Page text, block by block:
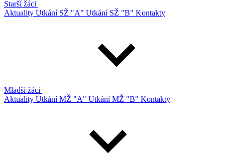
Starší žáci
Aktuality Utkání SŽ "A" Utkání SŽ "B" Kontakty
Mladší žáci
Aktuality Utkání MŽ "A" Utkání MŽ "B" Kontakty